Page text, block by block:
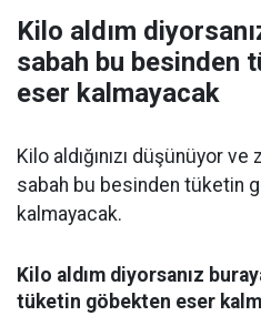
Kilo aldım
sabah bu besinden
eser kalmayacak
Kilo aldığınızı düşünüyor
sabah bu besinden tüketin
kalmayacak.
Kilo aldım diyorsanız
tüketin göbekten eser